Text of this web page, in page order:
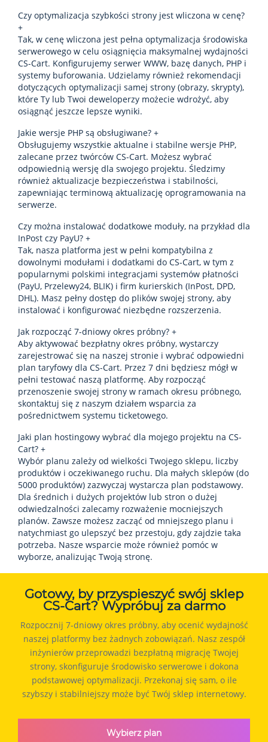
Czy optymalizacja szybkości strony jest wliczona w cenę?
+
Tak, w cenę wliczona jest pełna optymalizacja środowiska
serwerowego w celu osiągnięcia maksymalnej wydajności
CS-Cart. Konfigurujemy serwer WWW, bazę danych, PHP i
systemy buforowania. Udzielamy również rekomendacji
dotyczących optymalizacji samej strony (obrazy, skrypty),
które Ty lub Twoi deweloperzy możecie wdrożyć, aby
osiągnąć jeszcze lepsze wyniki.
Jakie wersje PHP są obsługiwane? +
Obsługujemy wszystkie aktualne i stabilne wersje PHP,
zalecane przez twórców CS-Cart. Możesz wybrać
odpowiednią wersję dla swojego projektu. Śledzimy
również aktualizacje bezpieczeństwa i stabilności,
zapewniając terminową aktualizację oprogramowania na
serwerze.
Czy można instalować dodatkowe moduły, na przykład dla
InPost czy PayU? +
Tak, nasza platforma jest w pełni kompatybilna z
dowolnymi modułami i dodatkami do CS-Cart, w tym z
popularnymi polskimi integracjami systemów płatności
(PayU, Przelewy24, BLIK) i firm kurierskich (InPost, DPD,
DHL). Masz pełny dostęp do plików swojej strony, aby
instalować i konfigurować niezbędne rozszerzenia.
Jak rozpocząć 7-dniowy okres próbny? +
Aby aktywować bezpłatny okres próbny, wystarczy
zarejestrować się na naszej stronie i wybrać odpowiedni
plan taryfowy dla CS-Cart. Przez 7 dni będziesz mógł w
pełni testować naszą platformę. Aby rozpocząć
przenoszenie swojej strony w ramach okresu próbnego,
skontaktuj się z naszym działem wsparcia za
pośrednictwem systemu ticketowego.
Jaki plan hostingowy wybrać dla mojego projektu na CS-
Cart? +
Wybór planu zależy od wielkości Twojego sklepu, liczby
produktów i oczekiwanego ruchu. Dla małych sklepów (do
5000 produktów) zazwyczaj wystarcza plan podstawowy.
Dla średnich i dużych projektów lub stron o dużej
odwiedzalności zalecamy rozważenie mocniejszych
planów. Zawsze możesz zacząć od mniejszego planu i
natychmiast go ulepszyć bez przestoju, gdy zajdzie taka
potrzeba. Nasze wsparcie może również pomóc w
wyborze, analizując Twoją stronę.
Gotowy, by przyspieszyć swój sklep
CS-Cart? Wypróbuj za darmo
Rozpocznij 7-dniowy okres próbny, aby ocenić wydajność
naszej platformy bez żadnych zobowiązań. Nasz zespół
inżynierów przeprowadzi bezpłatną migrację Twojej
strony, skonfiguruje środowisko serwerowe i dokona
podstawowej optymalizacji. Przekonaj się sam, o ile
szybszy i stabilniejszy może być Twój sklep internetowy.
Wybierz plan